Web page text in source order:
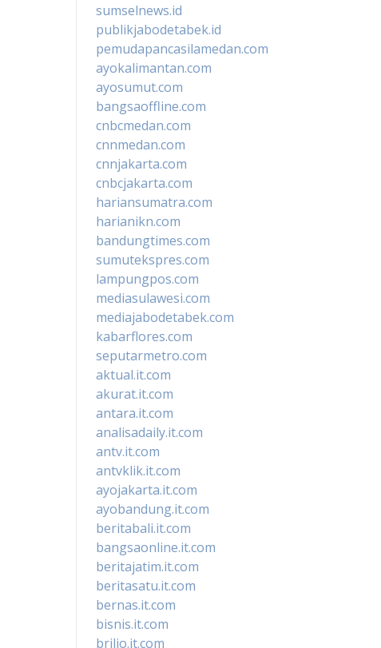
sumselnews.id
publikjabodetabek.id
pemudapancasilamedan.com
ayokalimantan.com
ayosumut.com
bangsaoffline.com
cnbcmedan.com
cnnmedan.com
cnnjakarta.com
cnbcjakarta.com
hariansumatra.com
harianikn.com
bandungtimes.com
sumutekspres.com
lampungpos.com
mediasulawesi.com
mediajabodetabek.com
kabarflores.com
seputarmetro.com
aktual.it.com
akurat.it.com
antara.it.com
analisadaily.it.com
antv.it.com
antvklik.it.com
ayojakarta.it.com
ayobandung.it.com
beritabali.it.com
bangsaonline.it.com
beritajatim.it.com
beritasatu.it.com
bernas.it.com
bisnis.it.com
brilio.it.com